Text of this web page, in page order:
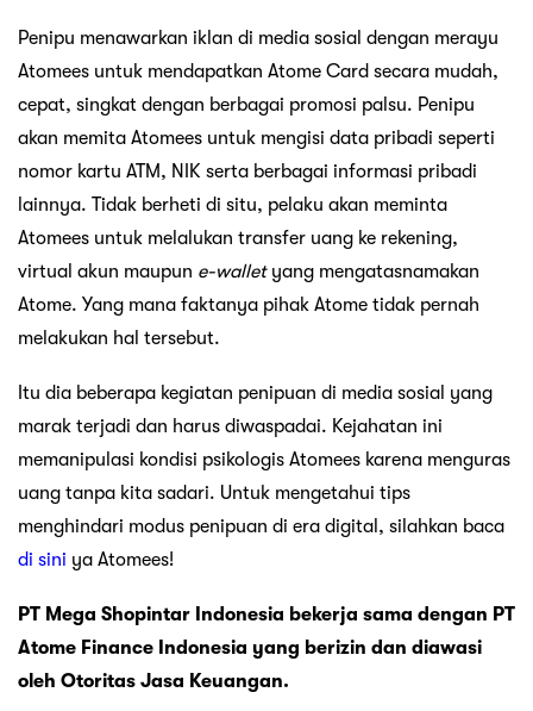
Penipu menawarkan iklan di media sosial dengan merayu
Atomees untuk mendapatkan Atome Card secara mudah,
cepat, singkat dengan berbagai promosi palsu. Penipu
akan memita Atomees untuk mengisi data pribadi seperti
nomor kartu ATM, NIK serta berbagai informasi pribadi
lainnya. Tidak berheti di situ, pelaku akan meminta
Atomees untuk melalukan transfer uang ke rekening,
virtual akun maupun e-wallet yang mengatasnamakan
Atome. Yang mana faktanya pihak Atome tidak pernah
melakukan hal tersebut.
Itu dia beberapa kegiatan penipuan di media sosial yang
marak terjadi dan harus diwaspadai. Kejahatan ini
memanipulasi kondisi psikologis Atomees karena menguras
uang tanpa kita sadari. Untuk mengetahui tips
menghindari modus penipuan di era digital, silahkan baca
di sini ya Atomees!
PT Mega Shopintar Indonesia bekerja sama dengan PT
Atome Finance Indonesia yang berizin dan diawasi
oleh Otoritas Jasa Keuangan.